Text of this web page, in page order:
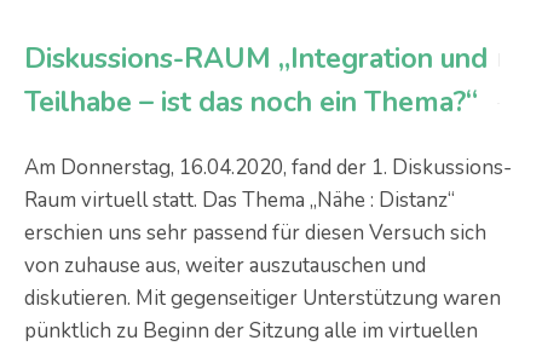
Diskussions-RAUM „Integration und
Teilhabe – ist das noch ein Thema?“
Am Donnerstag, 16.04.2020, fand der 1. Diskussions-
Raum virtuell statt. Das Thema „Nähe : Distanz“
erschien uns sehr passend für diesen Versuch sich
von zuhause aus, weiter auszutauschen und
diskutieren. Mit gegenseitiger Unterstützung waren
pünktlich zu Beginn der Sitzung alle im virtuellen